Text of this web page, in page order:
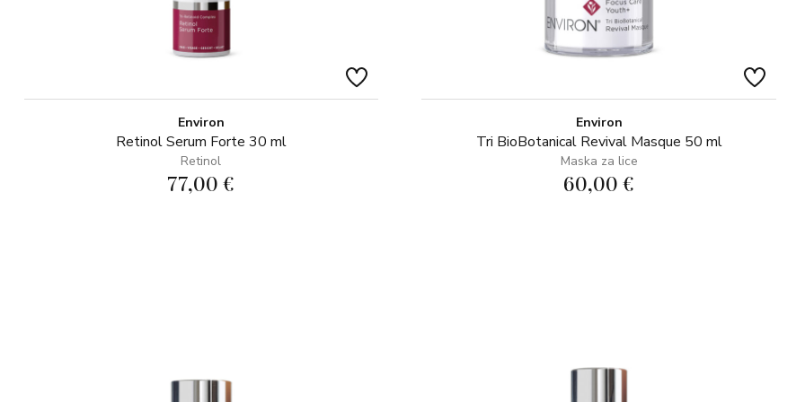
Environ
Retinol Serum Forte 30 ml
Retinol
77,00 €
Environ
Tri BioBotanical Revival Masque 50 ml
Maska za lice
60,00 €